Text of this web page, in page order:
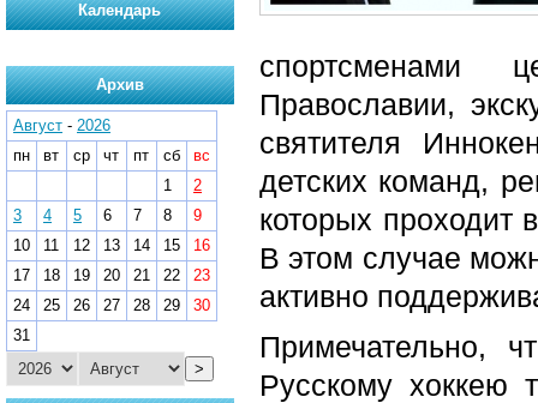
спортсменами
Православии,
святителя
детских команд,
которых проходит
В этом случае
активно
Примечательно,
Русскому хоккею
Календарь
Архив
Август - 2026
пн
вт ср чт пт сб
вс
1
2
3
4 5 6 7 8
9
10
11 12 13 14 15
16
17
18 19 20 21 22
23
24
25 26 27 28 29
30
31
>